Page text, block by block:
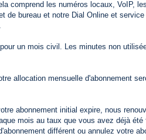
comprend les numéros locaux, VoIP,
de bureau et notre Dial Online et
un mois civil. Les minutes non
allocation mensuelle d'abonnement
abonnement initial expire, nous
mois au taux que vous avez déjà
différent ou annulez votre